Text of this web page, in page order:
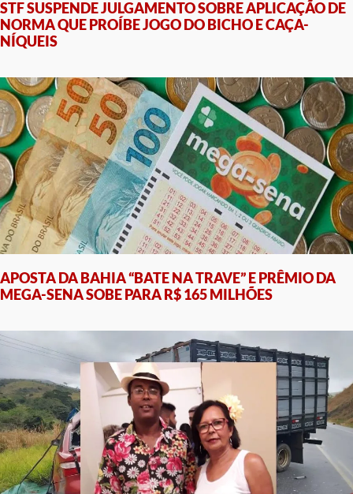
STF SUSPENDE JULGAMENTO SOBRE APLICAÇÃO DE
NORMA QUE PROÍBE JOGO DO BICHO E CAÇA-
NÍQUEIS
APOSTA DA BAHIA “BATE NA TRAVE” E PRÊMIO DA
MEGA-SENA SOBE PARA R$ 165 MILHÕES